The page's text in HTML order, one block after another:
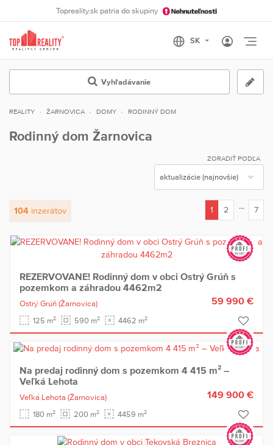
Topreality.sk patria do skupiny
Vyhľadávanie
REALITY ŽARNOVICA DOMY RODINNÝ DOM
Rodinný dom Žarnovica
ZORADIŤ PODĽA
104 inzerátov
1
2 ... 7
REZERVOVANE! Rodinný dom v obci Ostrý Grúň s
pozemkom a záhradou 4462m2
Ostrý Grúň (Žarnovica)
125 m2 590 m2 4462 m2
59 990 €
Na predaj rodinný dom s pozemkom 4 415 m² –
Veľká Lehota
Veľká Lehota (Žarnovica)
180 m2 200 m2 4459 m2
149 900 €